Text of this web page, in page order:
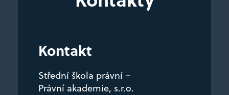
Kontakt
Střední škola právní –
Právní akademie, s.r.o.